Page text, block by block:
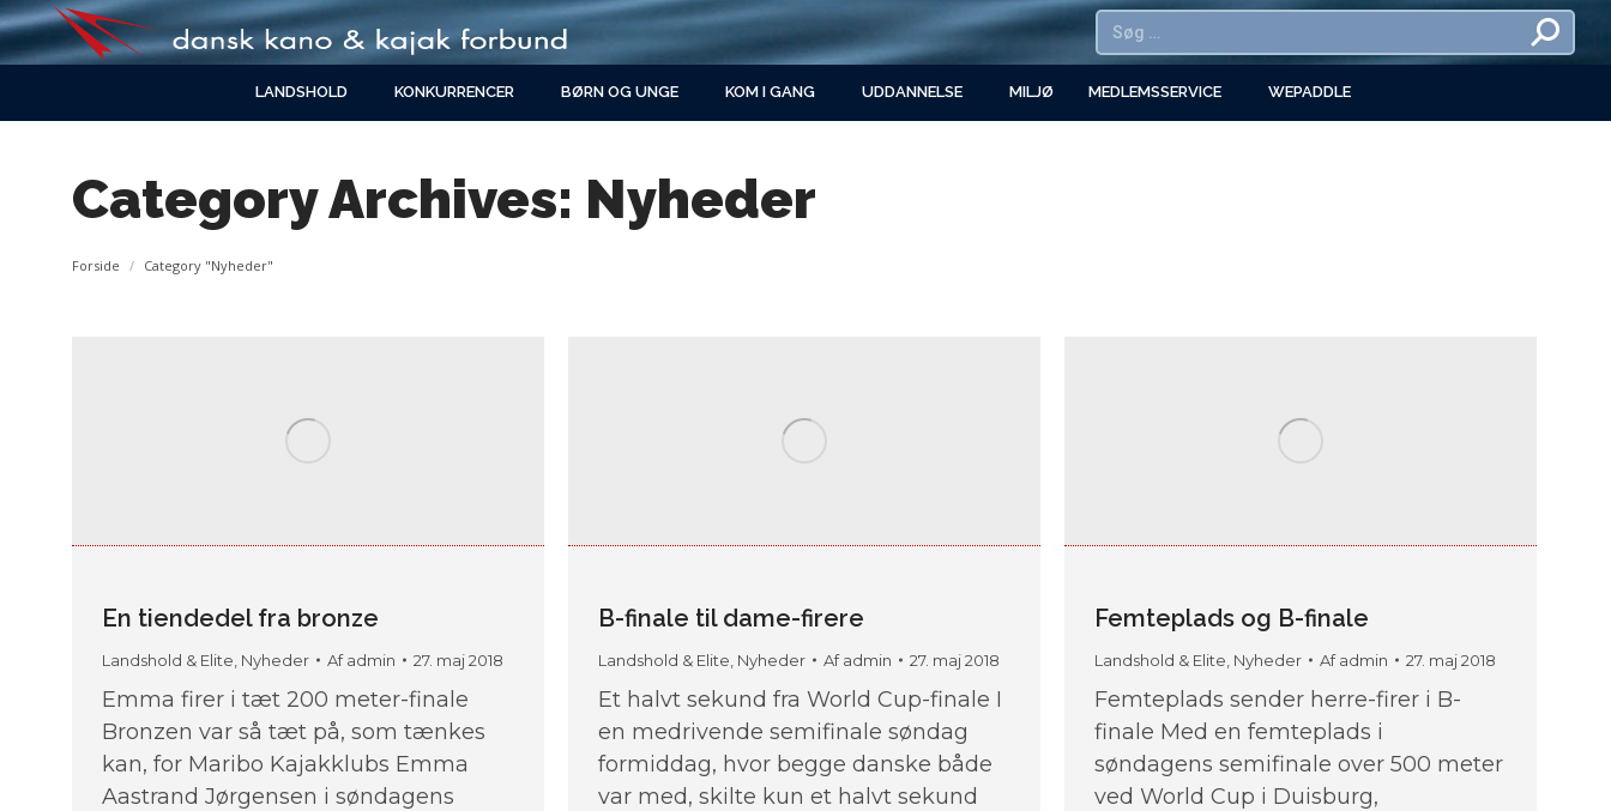
LANDSHOLD KONKURRENCER BØRN OG UNGE KOM I GANG UDDANNELSE MILJØ MEDLEMSSERVICE WEPADDLE
Category Archives: Nyheder
You are here:
Forside Category "Nyheder"
En tiendedel fra bronze
Landshold & Elite Nyheder Afadmin 27. maj 2018
Emma firer i tæt 200 meter-finale
Bronzen var så tæt på, som tænkes
kan, for Maribo Kajakklubs Emma
Aastrand Jørgensen i søndagens
B-finale til dame-firere
Landshold & Elite Nyheder Afadmin 27. maj 2018
Et halvt sekund fra World Cup-finale I
en medrivende semifinale søndag
formiddag, hvor begge danske både
var med, skilte kun et halvt sekund
Femteplads og B-finale
Landshold & Elite Nyheder Afadmin 27. maj 2018
Femteplads sender herre-firer i B-
finale Med en femteplads i
søndagens semifinale over 500 meter
ved World Cup i Duisburg,